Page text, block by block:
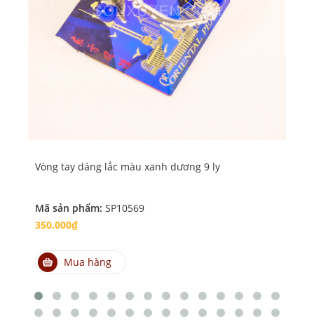
Vòng tay dáng lắc màu xanh dương 9 ly
Mã sản phẩm: SP10569
350.000₫
Mua hàng